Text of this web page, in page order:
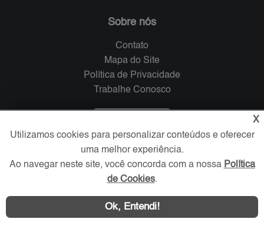
Sobre nós
Contato
Mapa do Site
Política de Privacidade
Trabalhe Conosco
Redes Sociais
X
Utilizamos cookies para personalizar conteúdos e oferecer
uma melhor experiência.
Ao navegar neste site, você concorda com a nossa Política
de Cookies.
Ok, Entendi!